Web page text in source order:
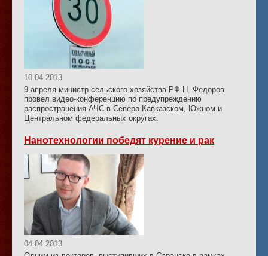
10.04.2013
9 апреля министр сельского хозяйства РФ Н. Федоров
провел видео-конференцию по предупреждению
распространения АЧС в Северо-Кавказском, Южном и
Центральном федеральных округах.
Нанотехнологии победят курение и рак
04.04.2013